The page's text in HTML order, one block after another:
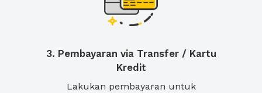
3. Pembayaran via Transfer / Kartu
Kredit
Lakukan pembayaran untuk